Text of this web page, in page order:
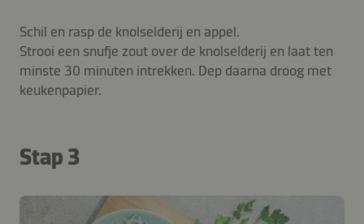
Schil en rasp de knolselderij en appel.
Strooi een snufje zout over de knolselderij en laat ten
minste 30 minuten intrekken. Dep daarna droog met
keukenpapier.
Stap 3